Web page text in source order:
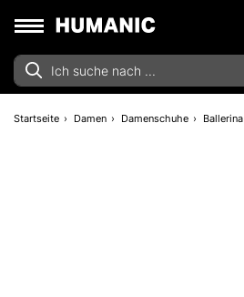
Startseite Damen Damenschuhe Ballerina